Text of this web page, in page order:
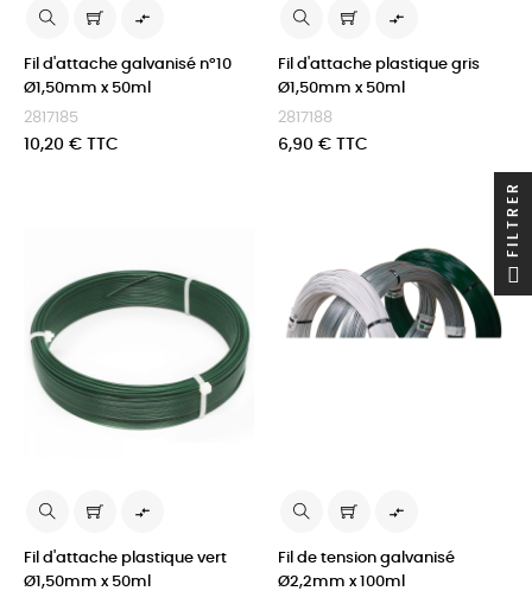

Fil d'attache galvanisé n°10
Ø1,50mm x 50ml
2817185
Prix
10,20 € TTC

Fil d'attache plastique gris
Ø1,50mm x 50ml
2817188
Prix
6,90 € TTC

Fil d'attache plastique vert
Ø1,50mm x 50ml

Fil de tension galvanisé
Ø2,2mm x 100ml
FILTRER